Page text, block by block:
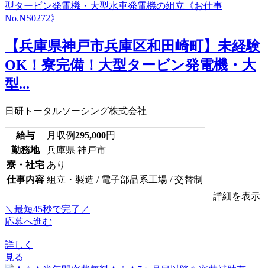
【兵庫県神戸市兵庫区和田崎町】未経験
OK！寮完備！大型タービン発電機・大
型...
日研トータルソーシング株式会社
給与 月収例295,000円
勤務地
兵庫県 神戸市
寮・社宅 あり
仕事内容 組立・製造 / 電子部品系工場 / 交替制
詳細を表示
＼最短45秒で完了／
応募へ進む
詳しく
見る